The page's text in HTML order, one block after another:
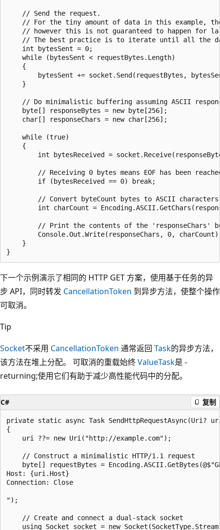
    // Send the request.
// For the tiny amount of data in this example,
// however this is not guaranteed to happen for
// The best practice is to iterate until all the
    int bytesSent = 0;
    while (bytesSent < requestBytes.Length)
    {
bytesSent += socket.Send(requestBytes,
    }
// Do minimalistic buffering assuming ASCII
    byte[] responseBytes = new byte[256];
    char[] responseChars = new char[256];
    while (true)
    {
int bytesReceived =
// Receiving 0 bytes means EOF has been
        if (bytesReceived == 0) break;
// Convert byteCount bytes to ASCII
int charCount =
// Print the contents of the 'responseChars'
Console.Out.Write(responseChars, 0,
    }
下一个示例演示了相同的 HTTP GET 方案，使用基于任务的异
步 API，同时转发 CancellationToken 到异步方法，使整个操作
可取消。
Tip
Socket不采用 CancellationToken 通常返回 Task的异步方法，
该方法在堆上分配。 可取消的重载始终ValueTask是 -
returning;使用它们有助于减少高性能代码中的分配。
C# 复制
private static async Task
{
    uri ??= new Uri("http://example.com");
    // Construct a minimalistic HTTP/1.1 request
byte[] requestBytes =
Host: {uri.Host}
Connection: Close
");
    // Create and connect a dual-stack socket
using Socket socket = new